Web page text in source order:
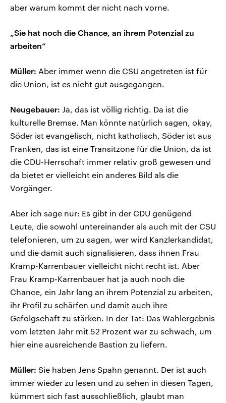
aber warum kommt der nicht nach vorne.
„Sie hat noch die Chance, an ihrem Potenzial zu
arbeiten“
Müller: Aber immer wenn die CSU angetreten ist für
die Union, ist es nicht gut ausgegangen.
Neugebauer: Ja, das ist völlig richtig. Da ist die
kulturelle Bremse. Man könnte natürlich sagen, okay,
Söder ist evangelisch, nicht katholisch, Söder ist aus
Franken, das ist eine Transitzone für die Union, da ist
die CDU-Herrschaft immer relativ groß gewesen und
da bietet er vielleicht ein anderes Bild als die
Vorgänger.
Aber ich sage nur: Es gibt in der CDU genügend
Leute, die sowohl untereinander als auch mit der CSU
telefonieren, um zu sagen, wer wird Kanzlerkandidat,
und die damit auch signalisieren, dass ihnen Frau
Kramp-Karrenbauer vielleicht nicht recht ist. Aber
Frau Kramp-Karrenbauer hat ja auch noch die
Chance, ein Jahr lang an ihrem Potenzial zu arbeiten,
ihr Profil zu schärfen und damit auch ihre
Gefolgschaft zu stärken. In der Tat: Das Wahlergebnis
vom letzten Jahr mit 52 Prozent war zu schwach, um
hier eine ausreichende Bastion zu liefern.
Müller: Sie haben Jens Spahn genannt. Der ist auch
immer wieder zu lesen und zu sehen in diesen Tagen,
kümmert sich fast ausschließlich, glaubt man